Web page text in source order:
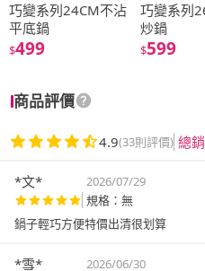
巧變系列24CM不沾
平底鍋
$499
巧變系列
炒鍋
$599
商品評價
4.9(33則評價) 總
*文* 2026/07/29
規格：無
鍋子輕巧方便特價出清很划算
*雪* 2026/06/30